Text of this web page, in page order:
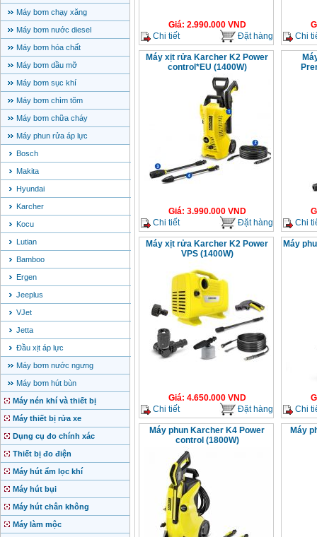
Máy bơm chạy xăng
Máy bơm nước diesel
Máy bơm hóa chất
Máy bơm dầu mỡ
Máy bơm sục khí
Máy bơm chìm tõm
Máy bơm chữa cháy
Máy phun rửa áp lực
Bosch
Makita
Hyundai
Karcher
Kocu
Lutian
Bamboo
Ergen
Jeeplus
VJet
Jetta
Đầu xịt áp lực
Máy bơm nước ngưng
Máy bơm hút bùn
Máy nén khí và thiết bị
Máy thiết bị rửa xe
Dụng cụ đo chính xác
Thiết bị đo điện
Máy hút ẩm lọc khí
Máy hút bụi
Máy hút chân không
Máy làm mộc
Giá: 2.990.000VND
Chi tiết
Đặt hàng
Chi
Máy xịt rửa Karcher K2 Power
control*EU (1400W)
Giá: 3.990.000VND
Chi tiết
Đặt hàng
Chi
Máy xịt rửa Karcher K2 Power
VPS (1400W)
Giá: 4.650.000VND
Chi tiết
Đặt hàng
Máy
Chi
Máy phun Karcher K4 Power
control (1800W)
Máy